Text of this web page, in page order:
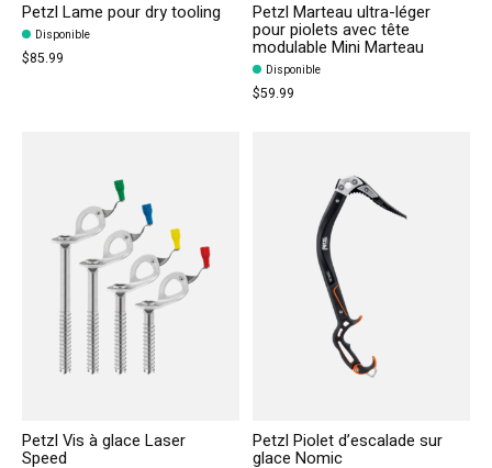
Petzl Lame pour dry tooling
Disponible
$85.99
Petzl Marteau ultra-léger
pour piolets avec tête
modulable Mini Marteau
Disponible
$59.99
Petzl Vis à glace Laser
Speed
Petzl Piolet d’escalade sur
glace Nomic